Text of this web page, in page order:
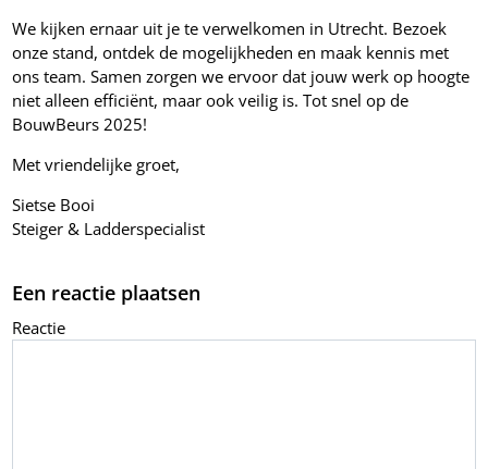
We kijken ernaar uit je te verwelkomen in Utrecht. Bezoek
onze stand, ontdek de mogelijkheden en maak kennis met
ons team. Samen zorgen we ervoor dat jouw werk op hoogte
niet alleen efficiënt, maar ook veilig is. Tot snel op de
BouwBeurs 2025!
Met vriendelijke groet,
Sietse Booi
Steiger & Ladderspecialist
Een reactie plaatsen
Reactie